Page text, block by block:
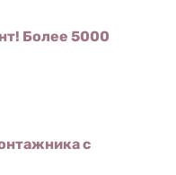
Более 5000
с